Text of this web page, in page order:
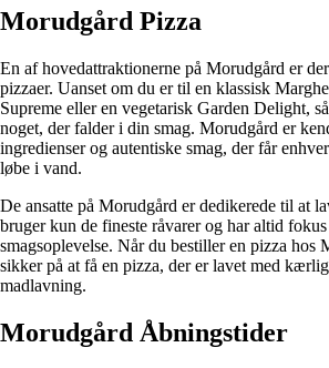
Morudgård Pizza
En af hovedattraktionerne på Morudgård er
pizzaer. Uanset om du er til en klassisk
Supreme eller en vegetarisk Garden Delight,
noget, der falder i din smag. Morudgård er
ingredienser og autentiske smag, der får
løbe i vand.
De ansatte på Morudgård er dedikerede til at
bruger kun de fineste råvarer og har altid
smagsoplevelse. Når du bestiller en pizza hos
sikker på at få en pizza, der er lavet med
madlavning.
Morudgård Åbningstider